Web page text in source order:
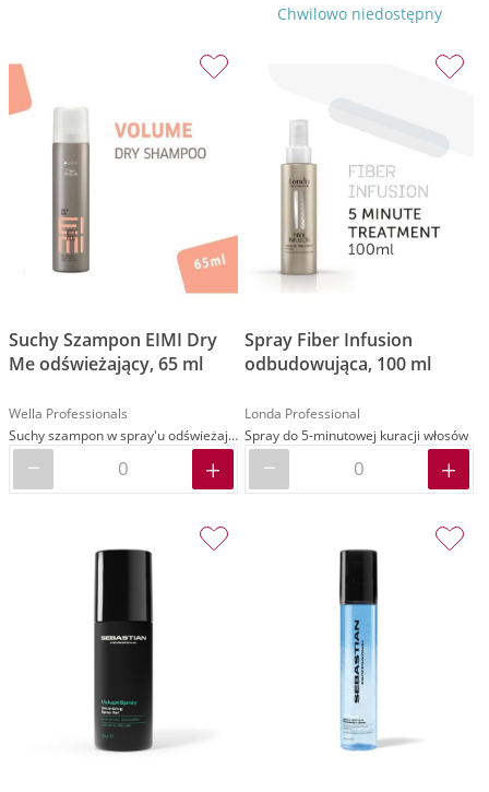
Chwilowo niedostępny
Suchy Szampon EIMI Dry
Me odświeżający, 65 ml
Wella Professionals
Suchy szampon w spray'u odświeżający włosy
Spray Fiber Infusion
odbudowująca, 100 ml
Londa Professional
Spray do 5-minutowej kuracji włosów